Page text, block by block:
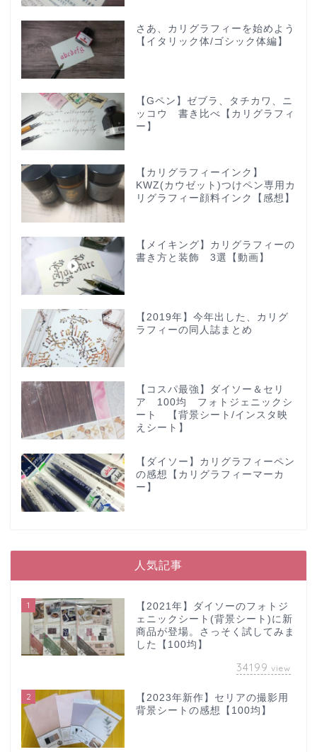
さあ、カリグラフィーを始めよう
【イタリック体/ゴシック体編】
【Gペン】ゼブラ、タチカワ、ニ
ッコウ 書き比べ【カリグラフィ
ー】
【カリグラフィーインク】
KWZ(カウゼット)つけペン専用カ
リグラフィー顔料インク【感想】
【メイキング】カリグラフィーの
書き方と装飾 3選【動画】
【2019年】今年出した、カリグ
ラフィーの同人誌まとめ
【コスパ最強】ダイソー＆セリ
ア 100均 フォトジェニックシ
ート 【背景シート/インスタ映
えシート】
【ダイソー】カリグラフィーペン
の感想【カリグラフィーマーカ
ー】
人気記事
1
【2021年】ダイソーのフォトジ
ェニックシート(背景シート)に新
商品が登場。さっそく試してみま
した【100均】
34199 view
2
【2023年新作】セリアの撮影用
背景シートの感想【100均】